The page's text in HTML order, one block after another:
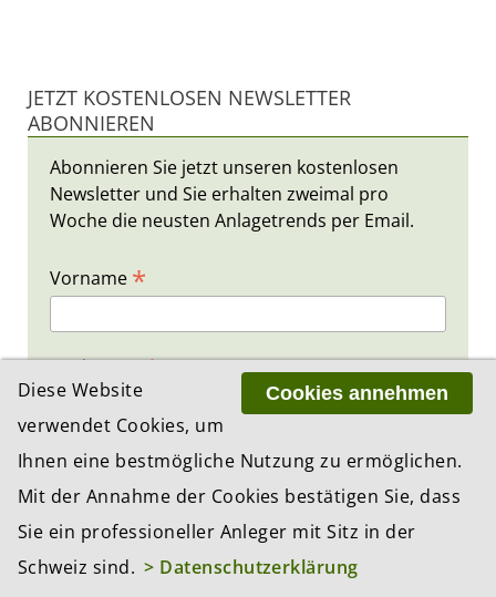
JETZT KOSTENLOSEN NEWSLETTER
ABONNIEREN
Abonnieren Sie jetzt unseren kostenlosen
Newsletter und Sie erhalten zweimal pro
Woche die neusten Anlagetrends per Email.
Vorname *
Nachname*
E-Mail*
Cookies annehmen
Diese Website
verwendet Cookies, um
Ihnen eine bestmögliche Nutzung zu ermöglichen.
Mit der Annahme der Cookies bestätigen Sie, dass
Sie ein professioneller Anleger mit Sitz in der
Schweiz sind. > Datenschutzerklärung